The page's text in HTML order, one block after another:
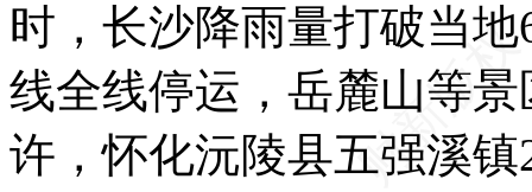
时，长沙降雨量打破当
线全线停运，岳麓山等
许，怀化沅陵县五强溪